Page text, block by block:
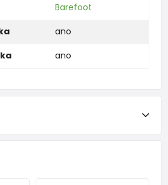
Barefoot
ano
ano
bot
= délka stélky - 12 mm)